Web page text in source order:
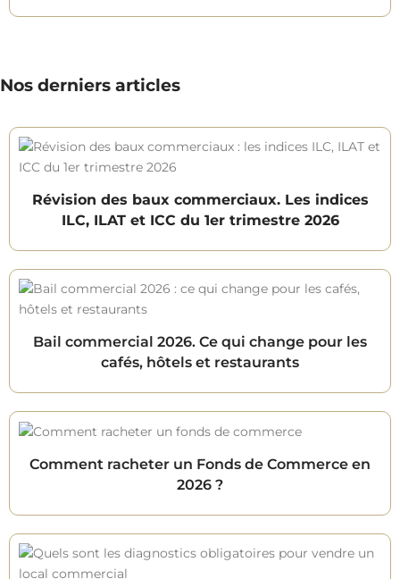
Nos derniers articles
Révision des baux commerciaux. Les indices
ILC, ILAT et ICC du 1er trimestre 2026
Bail commercial 2026. Ce qui change pour les
cafés, hôtels et restaurants
Comment racheter un Fonds de Commerce en
2026 ?